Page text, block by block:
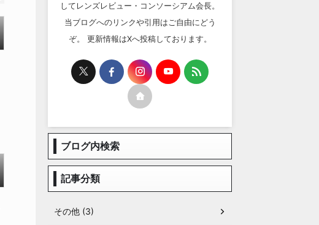
してレンズレビュー・コンソーシアム会長。
当ブログへのリンクや引用はご自由にどう
ぞ。 更新情報はXへ投稿しております。
ブログ内検索
記事分類
その他 (3)